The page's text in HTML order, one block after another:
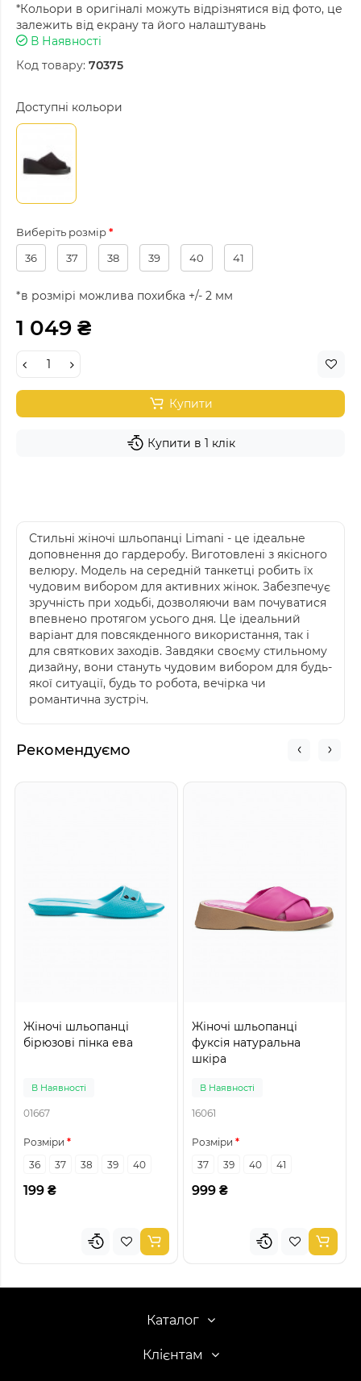
*Кольори в оригіналі можуть відрізнятися від фото, це
залежить від екрану та його налаштувань
В Наявності
Код товару: 70375
Доступні кольори
Виберіть розмір
36
37 38 39 40 41
*в розмірі можлива похибка +/- 2 мм
1 049 ₴
Купити
Купити в 1 клік
Стильні жіночі шльопанці Limani - це ідеальне
доповнення до гардеробу. Виготовлені з якісного
велюру. Модель на середній танкетці робить їх
чудовим вибором для активних жінок. Забезпечує
зручність при ходьбі, дозволяючи вам почуватися
впевнено протягом усього дня. Це ідеальний
варіант для повсякденного використання, так і
для святкових заходів. Завдяки своєму стильному
дизайну, вони стануть чудовим вибором для будь-
якої ситуації, будь то робота, вечірка чи
романтична зустріч.
Рекомендуємо
Жіночі шльопанці
бірюзові пінка ева
В Наявності
01667
Розміри
36
37 38 39 40
199 ₴
Жіночі шльопанці
фуксія натуральна
шкіра
В Наявності
16061
Розміри
37
39 40 41
999 ₴
Каталог
Клієнтам